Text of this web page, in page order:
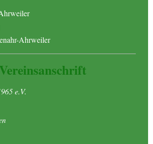
Ahrweiler
Vereinsanschrift
e.V.